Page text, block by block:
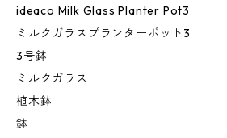
ideaco Milk Glass Planter Pot3
ミルクガラスプランターポット3
3号鉢
ミルクガラス
植木鉢
鉢